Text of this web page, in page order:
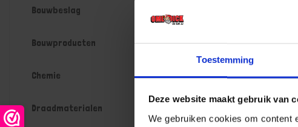
Toestemming
Deze website maakt gebruik van
We gebruiken cookies om content
Bouwbeslag
Bouwproducten
Chemie
Draadmaterialen